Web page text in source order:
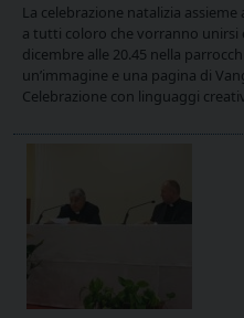
La celebrazione natalizia
a tutti coloro che vorranno unirsi
dicembre alle 20.45 nella
un’immagine e una pagina di
Celebrazione con linguaggi